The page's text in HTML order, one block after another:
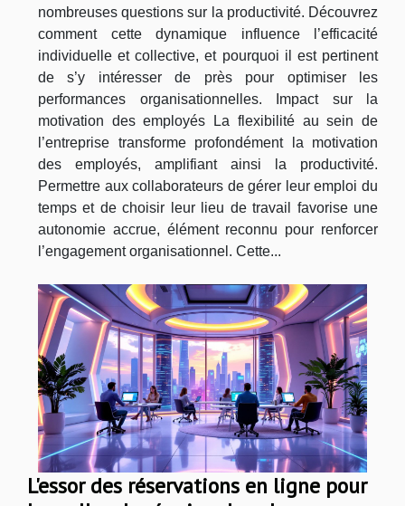
nombreuses questions sur la productivité. Découvrez
comment cette dynamique influence l’efficacité
individuelle et collective, et pourquoi il est pertinent
de s’y intéresser de près pour optimiser les
performances organisationnelles. Impact sur la
motivation des employés La flexibilité au sein de
l’entreprise transforme profondément la motivation
des employés, amplifiant ainsi la productivité.
Permettre aux collaborateurs de gérer leur emploi du
temps et de choisir leur lieu de travail favorise une
autonomie accrue, élément reconnu pour renforcer
l’engagement organisationnel. Cette...
L'essor des réservations en ligne pour